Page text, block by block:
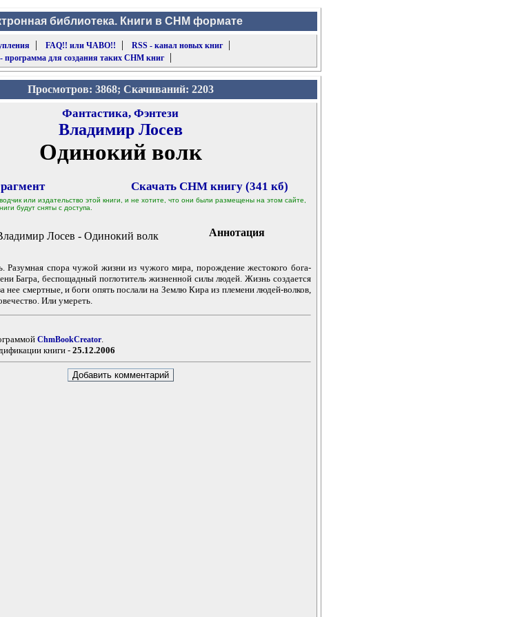
библиотека. Книги в CHM формате
| FAQ!! или ЧАВО!! | RSS - канал новых книг|
программа для создания таких CHM книг|
Просмотров: 3868; Скачиваний: 2203
Фантастика, Фэнтези
Владимир Лосев
Одинокий волк
Скачать CHM книгу (341 кб)
или издательство этой книги, и не хотите, что они были размещены на этом сайте,
будут сняты с доступа.
Аннотация
спора чужой жизни из чужого мира, порождение жестокого бога-
Багра, беспощадный поглотитель жизненной силы людей. Жизнь создается
нее смертные, и боги опять послали на Землю Кира из племени людей-волков,
Или умереть.
ChmBookCreator.
книги -25.12.2006